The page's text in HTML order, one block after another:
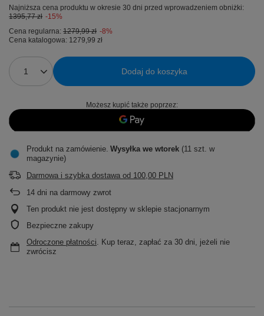
Najniższa cena produktu w okresie 30 dni przed wprowadzeniem obniżki:
1395,77 zł -15%
Cena regularna: 1279,99 zł -8%
Cena katalogowa: 1279,99 zł
Dodaj do koszyka
Możesz kupić także poprzez:
Produkt na zamówienie Wysyłka we wtorek (11 szt. w
magazynie)
Darmowa i szybka dostawa od 100,00 PLN
14 dni na darmowy zwrot
Ten produkt nie jest dostępny w sklepie stacjonarnym
Bezpieczne zakupy
Odroczone płatności. Kup teraz, zapłać za 30 dni, jeżeli nie
zwrócisz